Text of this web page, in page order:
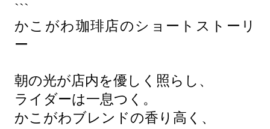
```
かこがわ珈琲店のショートストーリ
ー
朝の光が店内を優しく照らし、
ライダーは一息つく。
かこがわブレンドの香り高く、